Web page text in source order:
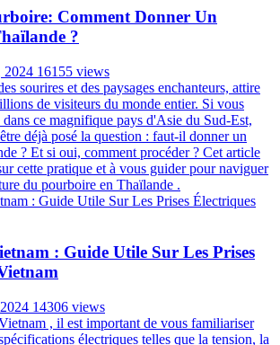
2024
17174 views
plages paradisiaques, sa cuisine exquise et sa
année des millions de voyageurs du
séduisante. Cependant, la question se pose :
de voyager sans billet retour en Thaïlande ?
la réponse avec Autour Asia dans l'article ci-
En Thaïlande: Guide Complet
Voyage
16948 views
plages de sable fin, ses temples majestueux
est une destination de rêve pour de nombreux
de bien préparer vos bagages. Les règles
en avion pour la Thaïlande peuvent différer
êtes habitué, et une bonne préparation